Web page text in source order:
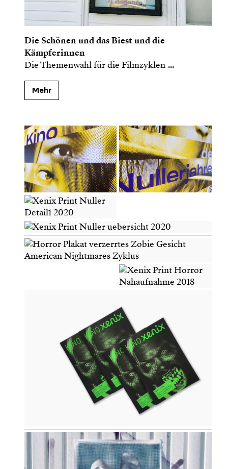
Die Schönen und das Biest und die
Kämpferinnen
Die Themenwahl für die Filmzyklen ...
Mehr